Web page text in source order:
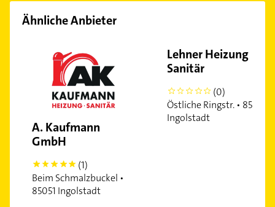
Ähnliche Anbieter
A. Kaufmann
GmbH
5
(1)
Beim Schmalzbuckel •
85051 Ingolstadt
Lehner Heizung
Sanitär
0
(0)
Östliche Ringstr. • 85049
Ingolstadt